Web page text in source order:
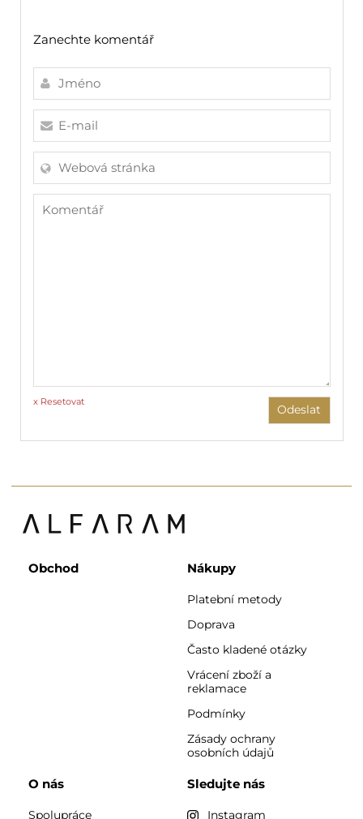
Zanechte komentář
x Resetovat
Odeslat
Obchod Nákupy
Platební metody
Doprava
Často kladené otázky
Vrácení zboží a
reklamace
Podmínky
Zásady ochrany
osobních údajů
O nás
Spolupráce
Sledujte nás
Instagram